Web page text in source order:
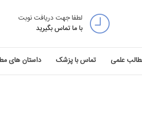
لطفا جهت دریافت نوبت
با ما تماس بگیرید
علمی تماس با پزشک داستان های